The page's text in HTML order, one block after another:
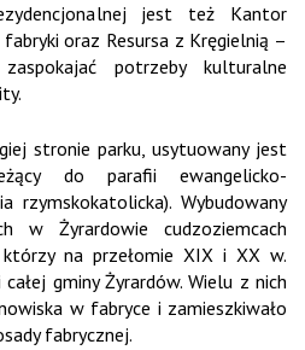
jest też Kantor
oraz Resursa z Kręgielnią –
potrzeby kulturalne
stronie parku, usytuowany jest
do parafii ewangelicko-
rzymskokatolicka). Wybudowany
w Żyrardowie cudzoziemcach
którzy na przełomie XIX i XX w.
gminy Żyrardów. Wielu z nich
w fabryce i zamieszkiwało
fabrycznej.